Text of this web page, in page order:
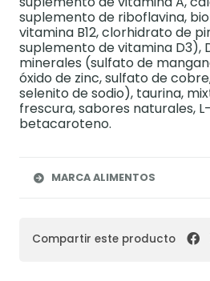
suplemento de riboflavina,
vitamina B12, clorhidrato de
suplemento de vitamina D3),
minerales (sulfato de
óxido de zinc, sulfato de
selenito de sodio), taurina,
frescura, sabores naturales,
betacaroteno.
MARCA ALIMENTOS
Compartir este producto